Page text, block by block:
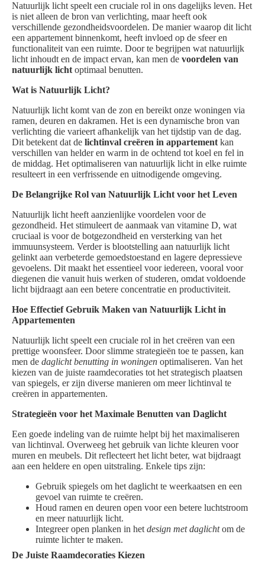
Natuurlijk licht speelt een cruciale rol in ons dagelijks leven. Het
is niet alleen de bron van verlichting, maar heeft ook
verschillende gezondheidsvoordelen. De manier waarop dit licht
een appartement binnenkomt, heeft invloed op de sfeer en
functionaliteit van een ruimte. Door te begrijpen wat natuurlijk
licht inhoudt en de impact ervan, kan men de voordelen van
natuurlijk licht optimaal benutten.
Wat is Natuurlijk Licht?
Natuurlijk licht komt van de zon en bereikt onze woningen via
ramen, deuren en dakramen. Het is een dynamische bron van
verlichting die varieert afhankelijk van het tijdstip van de dag.
Dit betekent dat de lichtinval creëren in appartement kan
verschillen van helder en warm in de ochtend tot koel en fel in
de middag. Het optimaliseren van natuurlijk licht in elke ruimte
resulteert in een verfrissende en uitnodigende omgeving.
De Belangrijke Rol van Natuurlijk Licht voor het Leven
Natuurlijk licht heeft aanzienlijke voordelen voor de
gezondheid. Het stimuleert de aanmaak van vitamine D, wat
cruciaal is voor de botgezondheid en versterking van het
immuunsysteem. Verder is blootstelling aan natuurlijk licht
gelinkt aan verbeterde gemoedstoestand en lagere depressieve
gevoelens. Dit maakt het essentieel voor iedereen, vooral voor
diegenen die vanuit huis werken of studeren, omdat voldoende
licht bijdraagt aan een betere concentratie en productiviteit.
Hoe Effectief Gebruik Maken van Natuurlijk Licht in
Appartementen
Natuurlijk licht speelt een cruciale rol in het creëren van een
prettige woonsfeer. Door slimme strategieën toe te passen, kan
men de daglicht benutting in woningen optimaliseren. Van het
kiezen van de juiste raamdecoraties tot het strategisch plaatsen
van spiegels, er zijn diverse manieren om meer lichtinval te
creëren in appartementen.
Strategieën voor het Maximale Benutten van Daglicht
Een goede indeling van de ruimte helpt bij het maximaliseren
van lichtinval. Overweeg het gebruik van lichte kleuren voor
muren en meubels. Dit reflecteert het licht beter, wat bijdraagt
aan een heldere en open uitstraling. Enkele tips zijn:
Gebruik spiegels om het daglicht te weerkaatsen en een
gevoel van ruimte te creëren.
Houd ramen en deuren open voor een betere luchtstroom
en meer natuurlijk licht.
Integreer open planken in het design met daglichtom de
ruimte lichter te maken.
De Juiste Raamdecoraties Kiezen